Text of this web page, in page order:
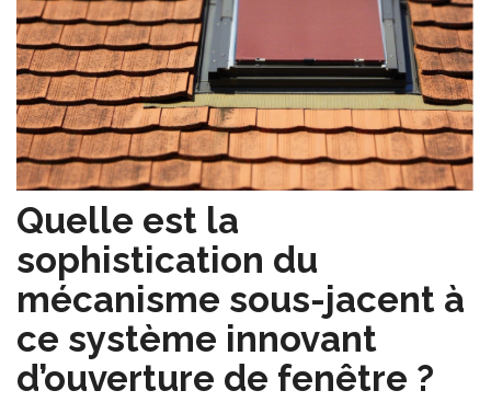
Quelle est la
sophistication du
mécanisme sous-jacent à
ce système innovant
d’ouverture de fenêtre ?